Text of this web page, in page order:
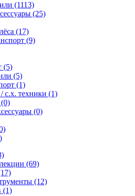
(1113)
(25)
(17)
(9)
(5)
(5)
(1)
с.х. техники (1)
(0)
(0)
(69)
(12)
(1)